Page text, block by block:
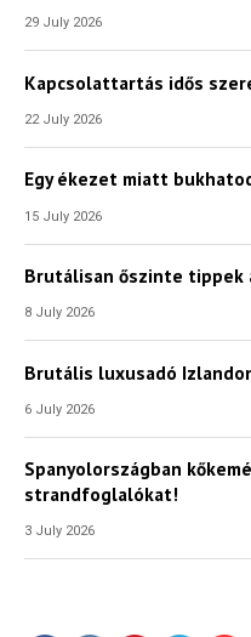
29 July 2026
Kapcsolattartás idős
22 July 2026
Egy ékezet miatt
15 July 2026
Brutálisan őszinte tippek
8 July 2026
Brutális luxusadó
6 July 2026
Spanyolországban
strandfoglalókat!
3 July 2026